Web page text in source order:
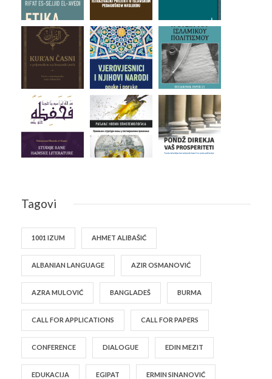
Tagovi
1001 IZUM AHMET ALIBAŠIĆ
ALBANIAN LANGUAGE AZIR OSMANOVIĆ
AZRA MULOVIĆ BANGLADEŠ BURMA
CALL FOR APPLICATIONS CALL FOR PAPERS
CONFERENCE DIALOGUE EDIN MEZIT
EDUKACIJA EGIPAT ERMIN SINANOVIĆ